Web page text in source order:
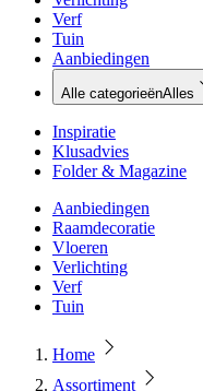
Verf
Tuin
Aanbiedingen
Alle categorieënAlles
Inspiratie
Klusadvies
Folder & Magazine
Aanbiedingen
Raamdecoratie
Vloeren
Verlichting
Verf
Tuin
Home
Assortiment